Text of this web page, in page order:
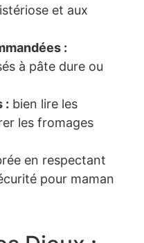
et aux
:
à pâte dure ou
: bien lire les
les fromages
en respectant
pour maman